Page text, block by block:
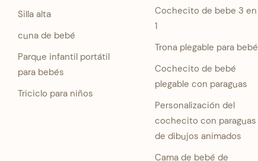
Silla alta
cuna de bebé
Parque infantil portátil
para bebés
Triciclo para niños
Cochecito de bebe 3 en
1
Trona plegable para bebé
Cochecito de bebé
plegable con paraguas
Personalización del
cochecito con paraguas
de dibujos animados
Cama de bebé de